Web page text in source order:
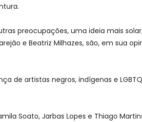
preocupações, uma ideia mais
e Beatriz Milhazes, são, em sua
de artistas negros, indígenas e
Soato, Jarbas Lopes e Thiago